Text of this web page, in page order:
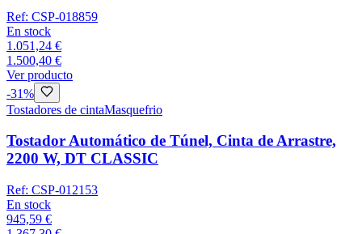
Ref: CSP-018859
En stock
1.051,24 €
1.500,40 €
Ver producto
-31%
Tostadores de cintaMasquefrio
Tostador Automático de Túnel, Cinta de Arrastre,
2200 W, DT CLASSIC
Ref: CSP-012153
En stock
945,59 €